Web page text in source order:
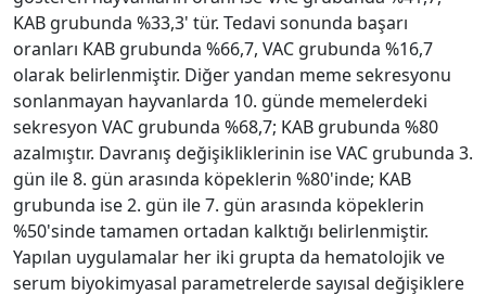
KAB grubunda %33,3' tür. Tedavi sonunda başarı
oranları KAB grubunda %66,7, VAC grubunda %16,7
olarak belirlenmiştir. Diğer yandan meme sekresyonu
sonlanmayan hayvanlarda 10. günde memelerdeki
sekresyon VAC grubunda %68,7; KAB grubunda %80
azalmıştır. Davranış değişikliklerinin ise VAC grubunda 3.
gün ile 8. gün arasında köpeklerin %80'inde; KAB
grubunda ise 2. gün ile 7. gün arasında köpeklerin
%50'sinde tamamen ortadan kalktığı belirlenmiştir.
Yapılan uygulamalar her iki grupta da hematolojik ve
serum biyokimyasal parametrelerde sayısal değişiklere